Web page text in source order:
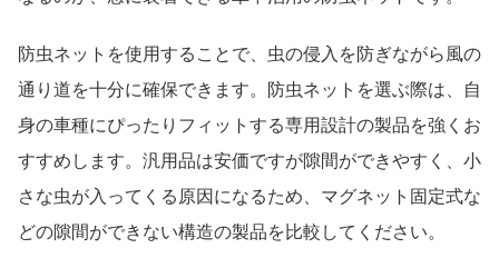
防虫ネットを使用することで、虫の侵入を防ぎながら風の
通り道を十分に確保できます。防虫ネットを選ぶ際は、自
身の車種にぴったりフィットする専用設計の製品を強くお
すすめします。汎用品は安価ですが隙間ができやすく、小
さな虫が入ってくる原因になるため、マグネット固定式な
どの隙間ができない構造の製品を比較してください。